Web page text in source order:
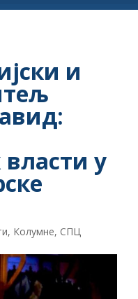
и
у
, Колумне, СПЦ